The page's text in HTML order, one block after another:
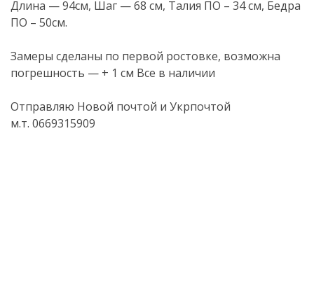
Длина — 94см, Шаг — 68 см, Талия ПО – 34 см, Бедра
ПО – 50см.
Замеры сделаны по первой ростовке, возможна
погрешность — + 1 см Все в наличии
Отправляю Новой почтой и Укрпочтой
м.т. 0669315909